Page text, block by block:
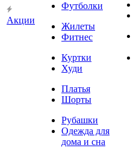
Акции
Футболки
Жилеты
Фитнес
Куртки
Худи
Платья
Шорты
Рубашки
Одежда для
дома и сна